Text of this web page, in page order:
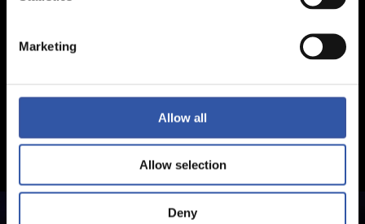
Marketing
Allow all
Allow selection
Deny